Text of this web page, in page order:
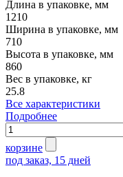
Длина в упаковке, мм
1210
Ширина в упаковке, мм
710
Высота в упаковке, мм
860
Вес в упаковке, кг
25.8
Все характеристики
Подробнее
корзине
под заказ, 15 дней